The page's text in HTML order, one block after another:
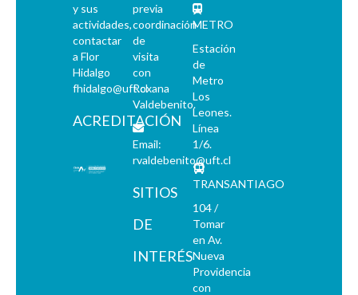
y sus
actividades,
contactar
a Flor
Hidalgo
fhidalgo@uft.cl
ACREDITACIÓN
previa
coordinación
de
visita
con
Roxana
Valdebenito.
Email:
rvaldebenito@uft.cl
SITIOS
DE
INTERÉS
METRO
Estación
de
Metro
Los
Leones.
Línea
1/6.
TRANSANTIAGO
104 /
Tomar
en Av.
Nueva
Providencia
con